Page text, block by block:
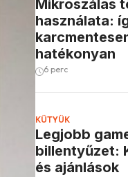
Mikroszálas
használata:
hatékonyan
6 perc
KÜTYÜK
Legjobb
billentyűzet:
és ajánlások